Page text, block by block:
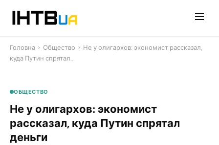
Головна › Общество › Не у олигархов: экономист рассказал,
куда Путин спрятал…
ОБЩЕСТВО
Не у олигархов: экономист
рассказал, куда Путин спрятал
деньги